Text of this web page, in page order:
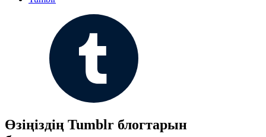
Өзіңіздің Tumblr блогтарын